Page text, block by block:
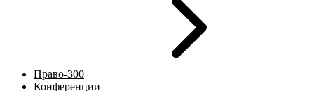
Право-300
Конференции